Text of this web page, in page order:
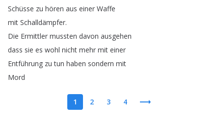
Schüsse zu hören aus einer Waffe
mit Schalldämpfer.
Die Ermittler mussten davon ausgehen
dass sie es wohl nicht mehr mit einer
Entführung zu tun haben sondern mit
Mord
1 2 3 4